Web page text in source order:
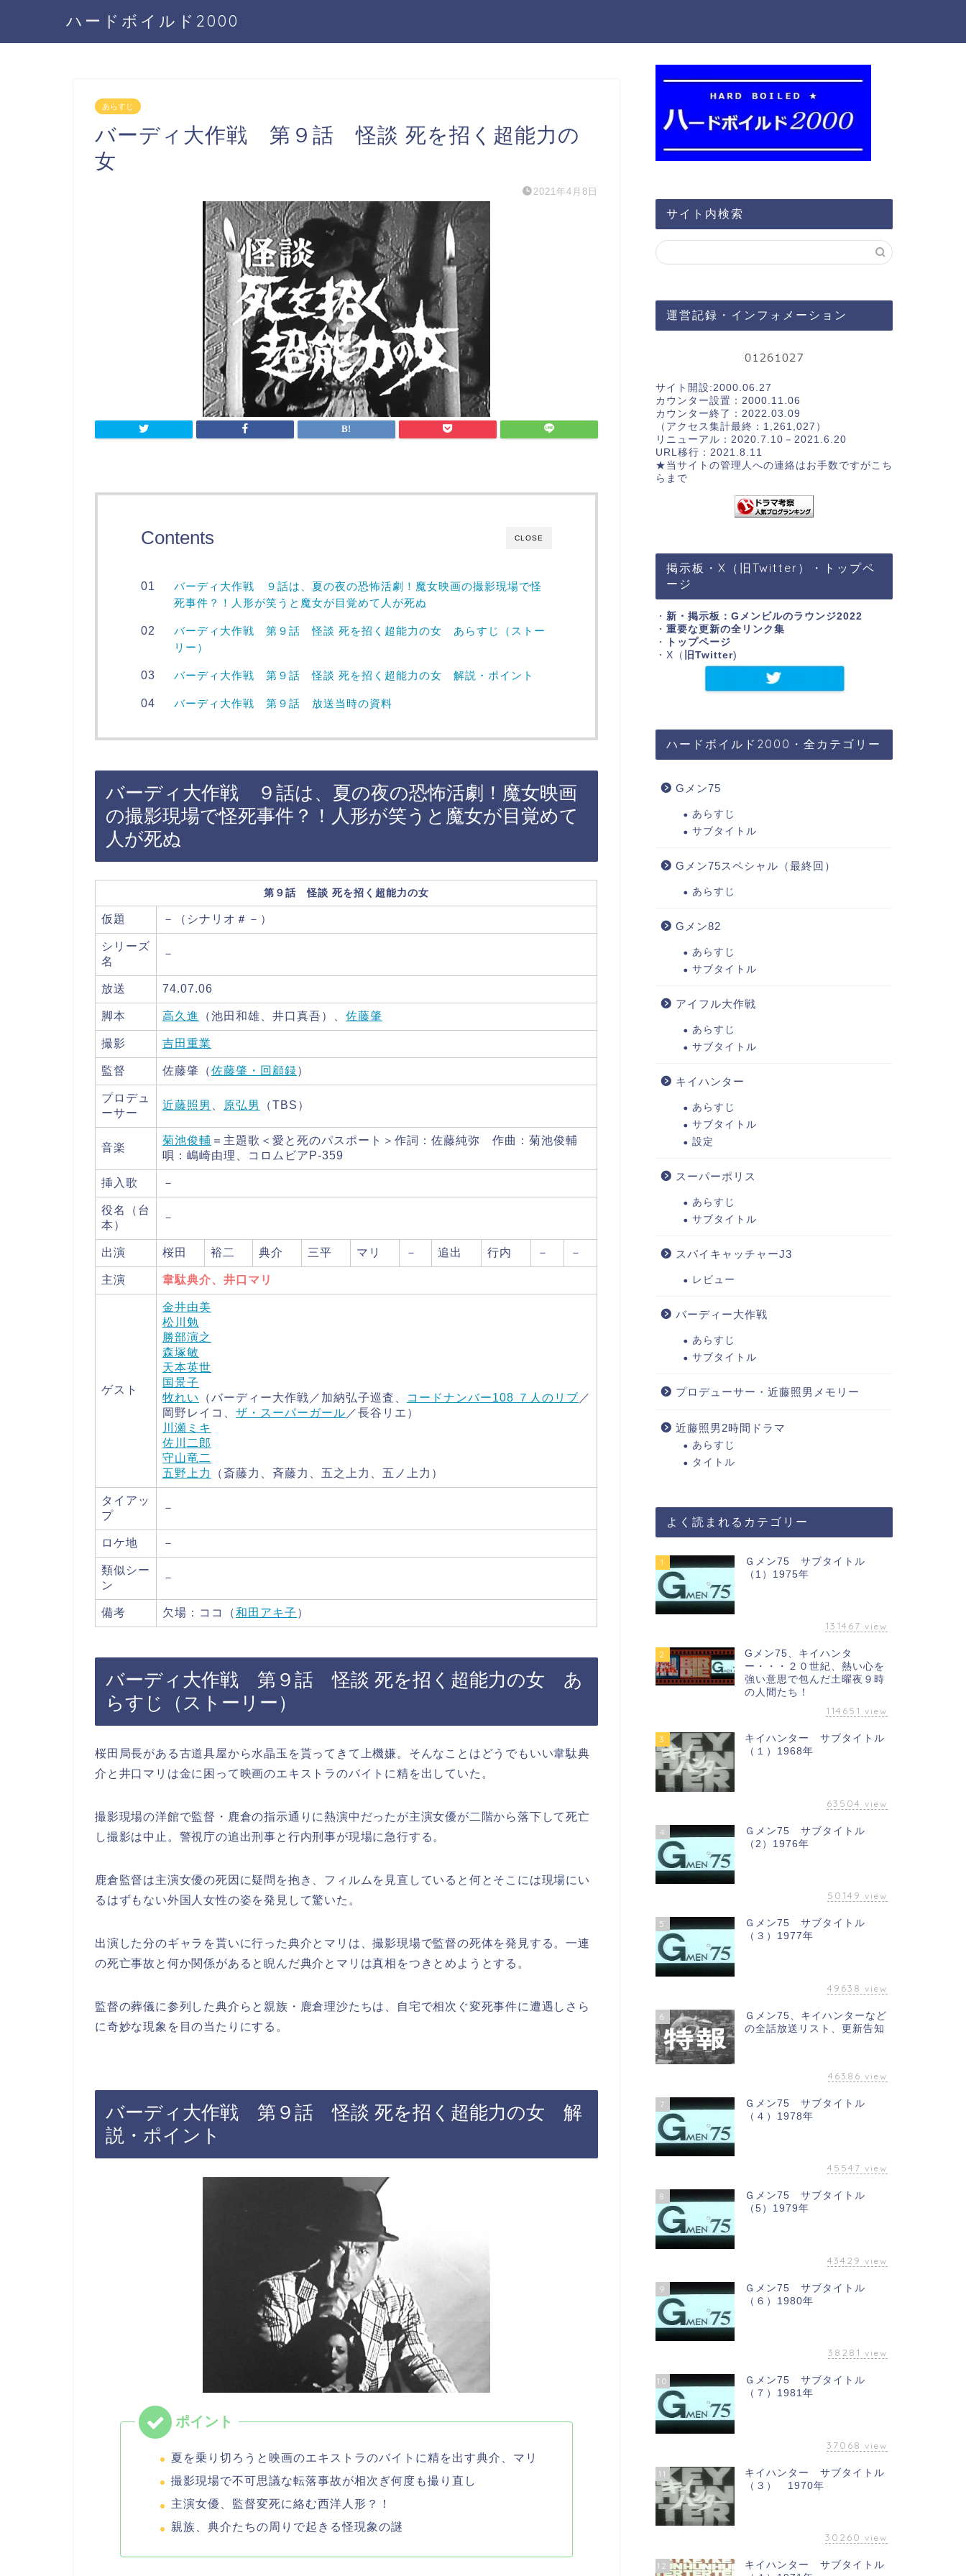
ハードボイルド2000
あらすじ
バーディ大作戦 第９話 怪談 死を招く超能力の
女
2021年4月8日
CLOSE
Contents
バーディ大作戦 ９話は、夏の夜の恐怖活劇！魔女映画の撮影現場で怪
死事件？！人形が笑うと魔女が目覚めて人が死ぬ
バーディ大作戦 第９話 怪談 死を招く超能力の女 あらすじ（ストー
リー）
バーディ大作戦 第９話 怪談 死を招く超能力の女 解説・ポイント
バーディ大作戦 第９話 放送当時の資料
バーディ大作戦 ９話は、夏の夜の恐怖活劇！魔女映画
の撮影現場で怪死事件？！人形が笑うと魔女が目覚めて
人が死ぬ
第９話 怪談 死を招く超能力の女
仮題 －（シナリオ＃－）
シリーズ
名
－
放送 74.07.06
脚本 高久進 （池田和雄、井口真吾）、 佐藤肇
撮影 吉田重業
監督 佐藤肇（佐藤肇・回顧録）
プロデュ
ーサー
近藤照男 原弘男 （TBS）
音楽
菊池俊輔 ＝主題歌＜愛と死のパスポート＞作詞：佐藤純弥 作曲：菊池俊輔
唄：嶋崎由理、コロムビアP-359
挿入歌 －
役名（台
本）
－
出演 桜田 裕二 典介 三平 マリ － 追出 行内 － －
主演 韋駄典介、井口マリ
ゲスト
金井由美
松川勉
勝部演之
森塚敏
天本英世
国景子
牧れい
（バーディー大作戦／加納弘子巡査、 コードナンバー108 ７人のリブ ／
岡野レイコ、 ザ・スーパーガール ／長谷リエ）
川瀬ミキ
佐川二郎
守山竜二
五野上力
（斎藤力、斉藤力、五之上力、五ノ上力）
タイアッ
プ
－
ロケ地 －
類似シー
ン
－
備考 欠場：ココ（和田アキ子 ）
バーディ大作戦 第９話 怪談 死を招く超能力の女 あ
らすじ（ストーリー）
桜田局長がある古道具屋から水晶玉を貰ってきて上機嫌。そんなことはどうでもいい韋駄典
介と井口マリは金に困って映画のエキストラのバイトに精を出していた。
撮影現場の洋館で監督・鹿倉の指示通りに熱演中だったが主演女優が二階から落下して死亡
し撮影は中止。警視庁の追出刑事と行内刑事が現場に急行する。
鹿倉監督は主演女優の死因に疑問を抱き、フィルムを見直していると何とそこには現場にい
るはずもない外国人女性の姿を発見して驚いた。
出演した分のギャラを貰いに行った典介とマリは、撮影現場で監督の死体を発見する。一連
の死亡事故と何か関係があると睨んだ典介とマリは真相をつきとめようとする。
監督の葬儀に参列した典介らと親族・鹿倉理沙たちは、自宅で相次ぐ変死事件に遭遇しさら
に奇妙な現象を目の当たりにする。
バーディ大作戦 第９話 怪談 死を招く超能力の女 解
説・ポイント
夏を乗り切ろうと映画のエキストラのバイトに精を出す典介、マリ
撮影現場で不可思議な転落事故が相次ぎ何度も撮り直し
主演女優、監督変死に絡む西洋人形？！
親族、典介たちの周りで起きる怪現象の謎
サイト内検索
運営記録・インフォメーション
サイト開設:2000.06.27
カウンター設置：2000.11.06
カウンター終了：2022.03.09
（アクセス集計最終：1,261,027）
リニューアル：2020.7.10－2021.6.20
URL移行：2021.8.11
★当サイトの管理人への連絡はお手数ですがこち
らまで
掲示板・X（旧Twitter）・トップペ
ージ
・ 新・掲示板：Gメンビルのラウンジ2022
・ 重要な更新の全リンク集
・
トップページ
・X（ 旧Twitter)
ハードボイルド2000・全カテゴリー
Gメン75
あらすじ
サブタイトル
Gメン75スペシャル（最終回）
あらすじ
Gメン82
あらすじ
サブタイトル
アイフル大作戦
あらすじ
サブタイトル
キイハンター
あらすじ
サブタイトル
設定
スーパーポリス
あらすじ
サブタイトル
スパイキャッチャーJ3
レビュー
バーディー大作戦
あらすじ
サブタイトル
プロデューサー・近藤照男メモリー
近藤照男2時間ドラマ
あらすじ
タイトル
よく読まれるカテゴリー
1
Ｇメン75 サブタイトル
（1）1975年
131467 view
2
Gメン75、キイハンタ
ー・・・２０世紀、熱い心を
強い意思で包んだ土曜夜９時
の人間たち！
114651 view
3
キイハンター サブタイトル
（１）1968年
63504 view
4
Ｇメン75 サブタイトル
（2）1976年
50149 view
5
Ｇメン75 サブタイトル
（３）1977年
49638 view
6
Ｇメン75、キイハンターなど
の全話放送リスト、更新告知
46386 view
7
Ｇメン75 サブタイトル
（４）1978年
45547 view
8
Ｇメン75 サブタイトル
（5）1979年
43429 view
9
Ｇメン75 サブタイトル
（６）1980年
38281 view
10
Ｇメン75 サブタイトル
（７）1981年
37068 view
11
キイハンター サブタイトル
（３） 1970年
30260 view
12
キイハンター サブタイトル